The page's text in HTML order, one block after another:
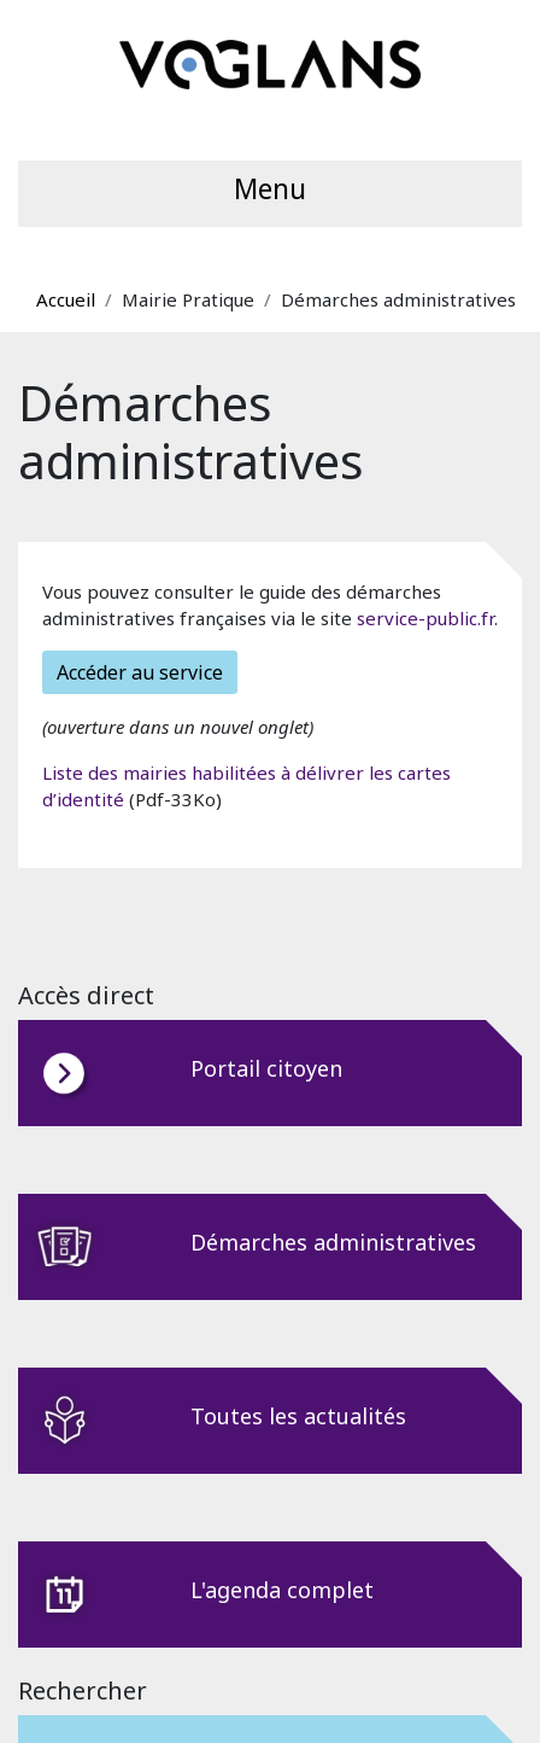
Menu
Accueil Mairie Pratique Démarches administratives
Démarches
administratives
Vous pouvez consulter le guide des démarches
administratives françaises via le site service-public.fr.
Accéder au service
(ouverture dans un nouvel onglet)
Liste des mairies habilitées à délivrer les cartes
d’identité (Pdf-33Ko)
Accès direct
Portail citoyen
Démarches administratives
Toutes les actualités
L'agenda complet
Rechercher